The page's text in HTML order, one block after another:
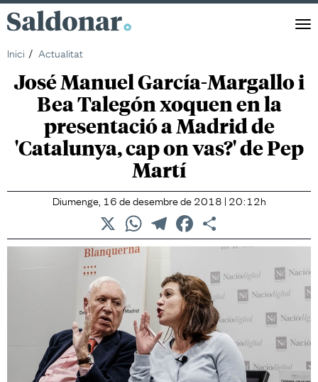
Saldonar
Inici
Actualitat
José Manuel García-Margallo i
Bea Talegón xoquen en la
presentació a Madrid de
'Catalunya, cap on vas?' de Pep
Martí
Diumenge, 16 de desembre de 2018 | 20:12h
WhatsAppTelegramFacebook